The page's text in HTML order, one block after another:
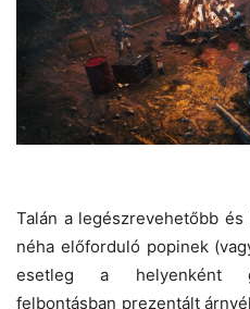
Talán a legészrevehetőbb
néha előforduló popinek
esetleg a helyenként
felbontásban prezentált